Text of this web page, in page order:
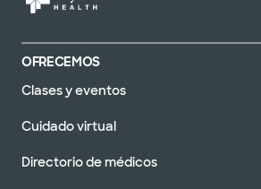
OFRECEMOS
Clases y eventos
Cuidado virtual
Directorio de médicos